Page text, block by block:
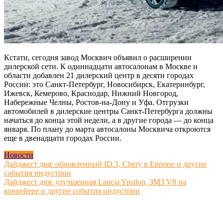
Кстати, сегодня завод Москвич объявил о расширении
дилерской сети. К одиннадцати автосалонам в Москве и
области добавлен 21 дилерский центр в десяти городах
России: это Санкт-Петербург, Новосибирск, Екатеринбург,
Ижевск, Кемерово, Краснодар, Нижний Новгород,
Набережные Челны, Ростов-на-Дону и Уфа. Отгрузки
автомобилей в дилерские центры Санкт-Петербурга должны
начаться до конца этой недели, а в другие города — до конца
января. По плану до марта автосалоны Москвича откроются
еще в двенадцати городах России.
Новости
Навигация
по
записям
Дайджест дня: обновленный ID.3, Chery в Европе и другие
события индустрии
Дайджест дня: улучшенная Lancia Ypsilon, ЗМЗ V8 на
конвейере и другие события индустрии